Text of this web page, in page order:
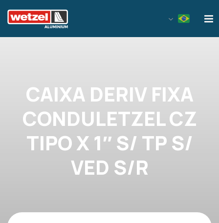
CAIXA DERIV FIXA
CONDULETZEL CZ
TIPO X 1″ S/ TP S/
VED S/R